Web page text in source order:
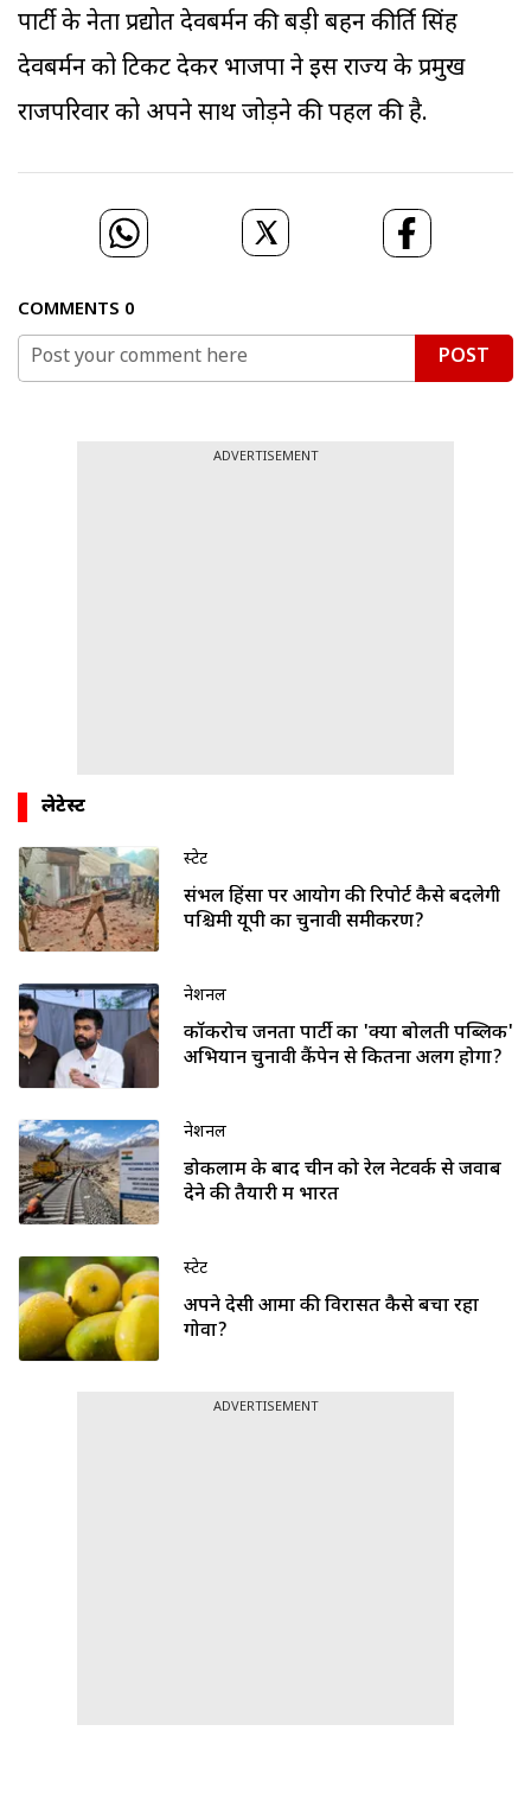
पार्टी के नेता प्रद्योत देवबर्मन की बड़ी बहन कीर्ति सिंह
देवबर्मन को टिकट देकर भाजपा ने इस राज्य के प्रमुख
राजपरिवार को अपने साथ जोड़ने की पहल की है.
COMMENTS 0
POST
ADVERTISEMENT
लेटेस्ट
स्टेट
संभल हिंसा पर आयोग की रिपोर्ट कैसे बदलेगी
पश्चिमी यूपी का चुनावी समीकरण?
नेशनल
कॉकरोच जनता पार्टी का 'क्या बोलती पब्लिक'
अभियान चुनावी कैंपेन से कितना अलग होगा?
नेशनल
डोकलाम के बाद चीन को रेल नेटवर्क से जवाब
देने की तैयारी में भारत
स्टेट
अपने देसी आमों की विरासत कैसे बचा रहा
गोवा?
ADVERTISEMENT